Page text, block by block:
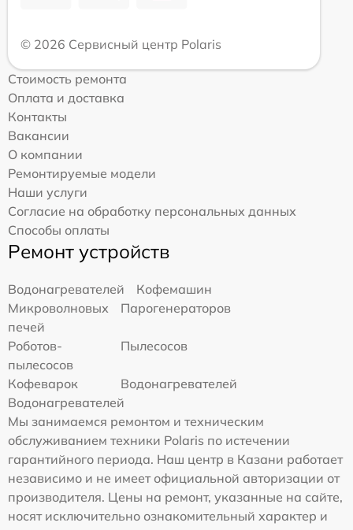
© 2026 Сервисный центр Polaris
Стоимость ремонта
Оплата и доставка
Контакты
Вакансии
О компании
Ремонтируемые модели
Наши услуги
Согласие на обработку персональных данных
Способы оплаты
Ремонт устройств
Водонагревателей
Кофемашин
Микроволновых
печей
Парогенераторов
Роботов-
пылесосов
Пылесосов
Кофеварок
Водонагревателей
Водонагревателей
Мы занимаемся ремонтом и техническим
обслуживанием техники Polaris по истечении
гарантийного периода. Наш центр в Казани работает
независимо и не имеет официальной авторизации от
производителя. Цены на ремонт, указанные на сайте,
носят исключительно ознакомительный характер и